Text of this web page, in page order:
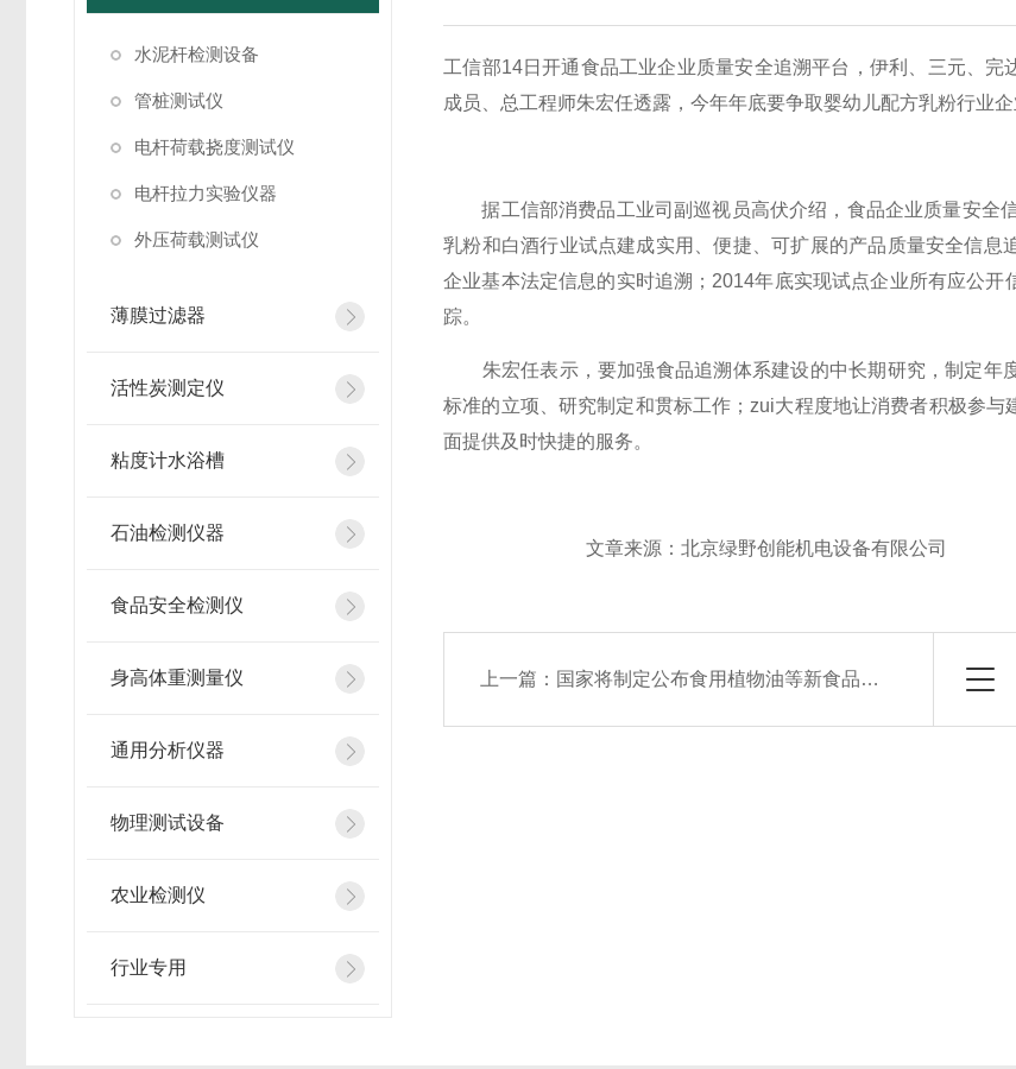
水泥杆检测设备
管桩测试仪
电杆荷载挠度测试仪
电杆拉力实验仪器
外压荷载测试仪
薄膜过滤器
活性炭测定仪
粘度计水浴槽
石油检测仪器
食品安全检测仪
身高体重测量仪
通用分析仪器
物理测试设备
农业检测仪
行业专用
工信部14日开通食品工业企业质量安全追溯平台，伊利、三元、
成员、总工程师朱宏任透露，今年年底要争取婴幼儿配方乳粉行业
据工信部消费品工业司副巡视员高伏介绍，食品企业质量安全
乳粉和白酒行业试点建成实用、便捷、可扩展的产品质量安全信
企业基本法定信息的实时追溯；2014年底实现试点企业所有应公
踪。
朱宏任表示，要加强食品追溯体系建设的中长期研究，制定年
标准的立项、研究制定和贯标工作；zui大程度地让消费者积极参
面提供及时快捷的服务。
文章来源：北京绿野创能机电设备有限公司
上一篇： 国家将制定公布食用植物油等新食品安全国标